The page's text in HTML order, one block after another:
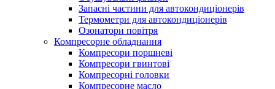
Запасні частини для автокондиціонерів
Термометри для автокондиціонерів
Озонатори повітря
Компресорне обладнання
Компресори поршневі
Компресори гвинтові
Компресорні головки
Компресорне масло